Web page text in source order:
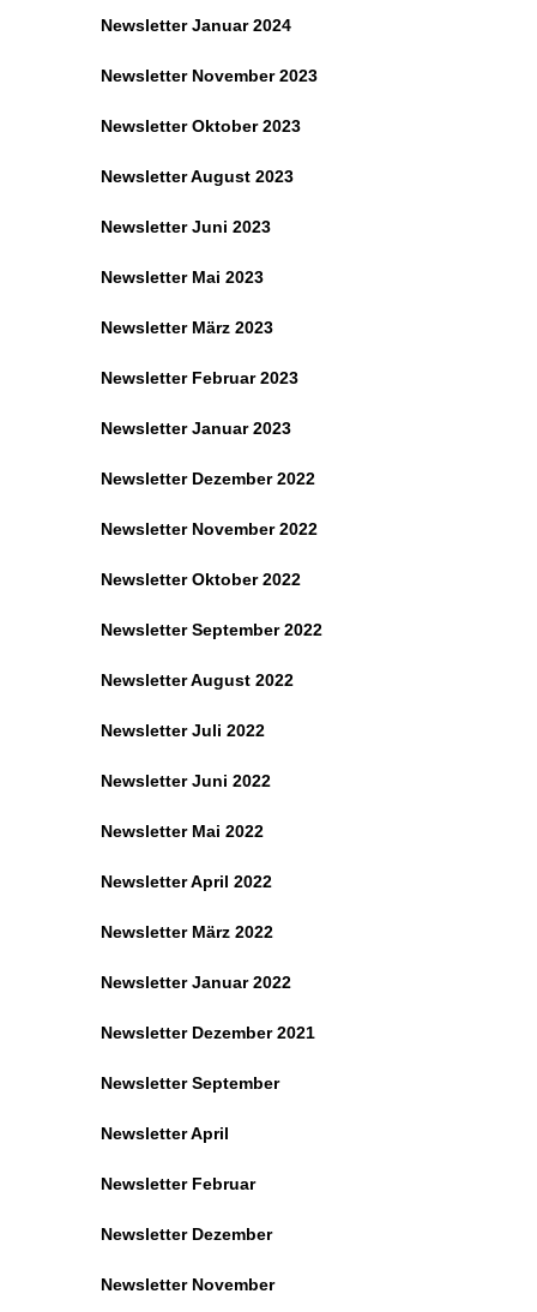
Newsletter Januar 2024
Newsletter November 2023
Newsletter Oktober 2023
Newsletter August 2023
Newsletter Juni 2023
Newsletter Mai 2023
Newsletter März 2023
Newsletter Februar 2023
Newsletter Januar 2023
Newsletter Dezember 2022
Newsletter November 2022
Newsletter Oktober 2022
Newsletter September 2022
Newsletter August 2022
Newsletter Juli 2022
Newsletter Juni 2022
Newsletter Mai 2022
Newsletter April 2022
Newsletter März 2022
Newsletter Januar 2022
Newsletter Dezember 2021
Newsletter September
Newsletter April
Newsletter Februar
Newsletter Dezember
Newsletter November